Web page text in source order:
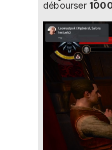
débourser